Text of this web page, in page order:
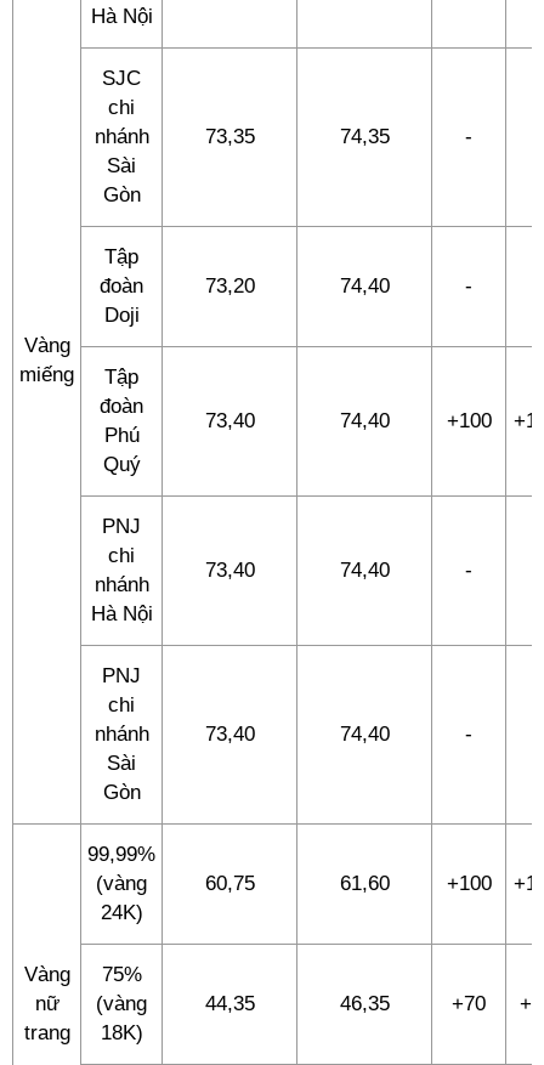
Vàng
miếng
Hà Nội
SJC
chi
nhánh
Sài
Gòn
73,35 74,35 -
Tập
đoàn
Doji
73,20 74,40 -
Tập
đoàn
Phú
Quý
73,40 74,40 +100
PNJ
chi
nhánh
Hà Nội
73,40 74,40 -
PNJ
chi
nhánh
Sài
Gòn
73,40 74,40 -
Vàng
nữ
trang
99,99%
(vàng
24K)
60,75 61,60 +100
75%
(vàng
18K)
44,35 46,35 +70